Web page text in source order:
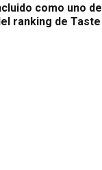
como uno de
ranking de Taste